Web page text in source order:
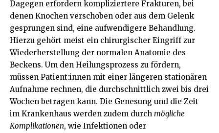
Dagegen erfordern kompliziertere Frakturen, bei
denen Knochen verschoben oder aus dem Gelenk
gesprungen sind, eine aufwendigere Behandlung.
Hierzu gehört meist ein chirurgischer Eingriff zur
Wiederherstellung der normalen Anatomie des
Beckens. Um den Heilungsprozess zu fördern,
müssen Patient:innen mit einer längeren stationären
Aufnahme rechnen, die durchschnittlich zwei bis drei
Wochen betragen kann. Die Genesung und die Zeit
im Krankenhaus werden zudem durch mögliche
Komplikationen, wie Infektionen oder